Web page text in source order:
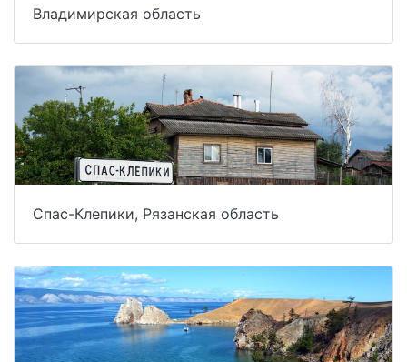
Владимирская область
Спас-Клепики, Рязанская область